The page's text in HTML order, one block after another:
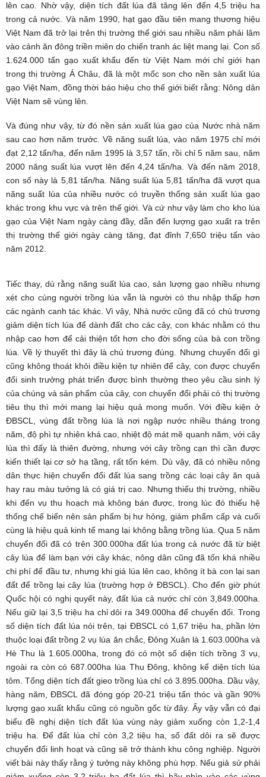
lên cao. Nhờ vậy, diện tích đất lúa đã tăng lên đến 4,5 triệu ha
trong cả nước. Và năm 1990, hạt gạo đầu tiên mang thương hiệu
Việt Nam đã trở lại trên thị trường thế giới sau nhiều năm phải lâm
vào cảnh ăn đông triền miên do chiến tranh ác liệt mang lại. Con số
1.624.000 tấn gạo xuất khẩu đến từ Việt Nam mới chỉ giới hạn
trong thị trường Á Châu, đã là một mốc son cho nền sản xuất lúa
gạo Việt Nam, đồng thời báo hiệu cho thế giới biết rằng: Nông dân
Việt Nam sẽ vùng lên.
Và đúng như vậy, từ đó nền sản xuất lúa gạo của Nước nhà năm
sau cao hơn năm trước. Về năng suất lúa, vào năm 1975 chỉ mới
đạt 2,12 tấn/ha, đến năm 1995 là 3,57 tấn, rồi chỉ 5 năm sau, năm
2000 năng suất lúa vượt lên đến 4,24 tấn/ha. Và đến năm 2018,
con số này là 5,81 tấn/ha. Năng suất lúa 5,81 tấn/ha đã vượt qua
năng suất lúa của nhiều nước có truyền thống sản xuất lúa gạo
khác trong khu vực và trên thế giới. Và cứ như vậy làm cho kho lúa
gạo của Việt Nam ngày càng đầy, dẫn đến lượng gạo xuất ra trên
thị trường thế giới ngày càng tăng, đạt đỉnh 7,650 triệu tấn vào
năm 2012.
Tiếc thay, dù rằng năng suất lúa cao, sản lượng gạo nhiều nhưng
xét cho cùng người trồng lúa vẫn là người có thu nhập thấp hơn
các ngành canh tác khác. Vì vậy, Nhà nước cũng đã có chủ trương
giảm diện tích lúa để dành đất cho các cây, con khác nhằm có thu
nhập cao hơn để cải thiện tốt hơn cho đời sống của bà con trồng
lúa. Về lý thuyết thì đây là chủ trương đúng. Nhưng chuyển đổi gì
cũng không thoát khỏi điều kiện tự nhiên để cây, con được chuyển
đổi sinh trưởng phát triển được bình thường theo yêu cầu sinh lý
của chúng và sản phẩm của cây, con chuyển đổi phải có thị trường
tiêu thụ thì mới mang lại hiệu quả mong muốn. Với điều kiện ở
ĐBSCL, vùng đất trồng lúa là nơi ngập nước nhiều tháng trong
năm, độ phì tự nhiên khá cao, nhiệt độ mát mẽ quanh năm, với cây
lúa thì đấy là thiên đường, nhưng với cây trồng cạn thì cần được
kiến thiết lại cơ sở hạ tầng, rất tốn kém. Dù vậy, đã có nhiều nông
dân thực hiện chuyển đổi đất lúa sang trồng các loại cây ăn quả
hay rau màu tưởng là có giá trị cao. Nhưng thiếu thị trường, nhiều
khi đến vụ thu hoạch mà không bán được, trong lúc đó thiếu hệ
thống chế biến nên sản phẩm bị hư hỏng, giảm phẩm cấp và cuối
cùng là hiệu quả kinh tế mang lại không bằng trồng lúa. Qua 5 năm
chuyển đổi đã có trên 300.000ha đất lúa trong cả nước đã từ biệt
cây lúa để làm bạn với cây khác, nông dân cũng đã tốn khá nhiều
chi phí để đầu tư, nhưng khi giá lúa lên cao, không ít bà con lại san
đất để trồng lại cây lúa (trường hợp ở ĐBSCL). Cho đến giờ phút
Quốc hội có nghị quyết này, đất lúa cả nước chỉ còn 3,849.000ha.
Nếu giữ lại 3,5 triệu ha chỉ dôi ra 349.000ha để chuyển đổi. Trong
số diện tích đất lúa nói trên, tại ĐBSCL có 1,67 triệu ha, phần lớn
thuộc loại đất trồng 2 vụ lúa ăn chắc, Đông Xuân là 1.603.000ha và
Hè Thu là 1.605.000ha, trong đó có một số diện tích trồng 3 vụ,
ngoài ra còn có 687.000ha lúa Thu Đông, không kể diện tích lúa
tôm. Tổng diện tích đất gieo trồng lúa chỉ có 3.895.000ha. Dầu vậy,
hàng năm, ĐBSCL đã đóng góp 20-21 triệu tấn thóc và gần 90%
lượng gạo xuất khẩu cũng có nguồn gốc từ đây. Ấy vậy vẫn có đại
biểu đề nghị diện tích đất lúa vùng này giảm xuống còn 1,2-1,4
triệu ha. Để đất lúa chỉ còn 3,2 tiệu ha, số đất dôi ra sẽ được
chuyển đổi linh hoạt và cũng sẽ trở thành khu công nghiệp. Người
viết bài này thấy rằng ý tưởng này không phù hợp. Nếu giả sử phải